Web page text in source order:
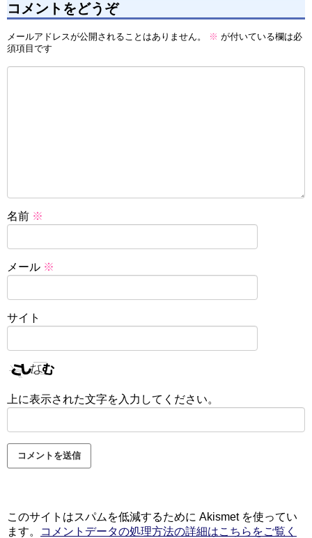
コメントをどうぞ
メールアドレスが公開されることはありません。 ※ が付いている欄は必
須項目です
名前 ※
メール ※
サイト
上に表示された文字を入力してください。
このサイトはスパムを低減するために Akismet を使ってい
ます。
コメントデータの処理方法の詳細はこちらをご覧く